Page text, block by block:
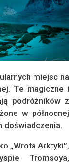
miejsc na
Te magiczne i
podróżników z
w północnej
doświadczenia.
„Wrota Arktyki”,
Tromsoya,